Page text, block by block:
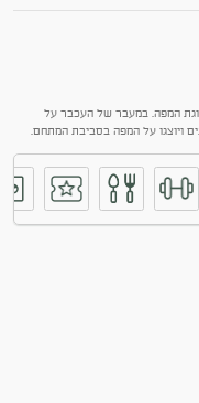
המפה. במעבר של העכבר על
ויוצגו על המפה בסביבת המתחם.